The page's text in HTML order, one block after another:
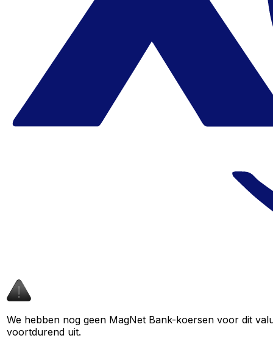
We hebben nog geen MagNet Bank-koersen voor dit
voortdurend uit.